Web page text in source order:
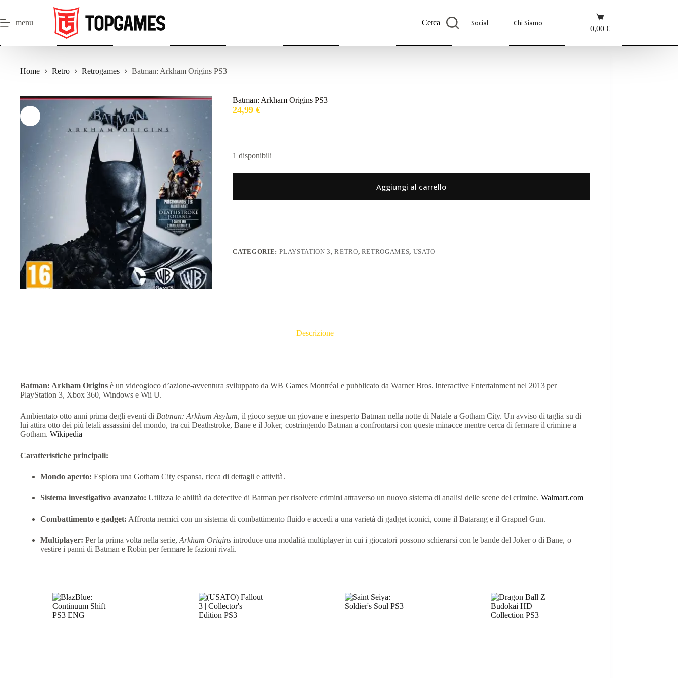
contenuto
menu Cerca Social Chi Siamo
Carrello
0,00 €
Home Retro Retrogames Batman: Arkham Origins PS3
Batman: Arkham Origins PS3
24,99€
1 disponibili
Aggiungi al carrello
CATEGORIE: PLAYSTATION 3,RETRO, RETROGAMES, USATO
Descrizione
Batman: Arkham Origins è un videogioco d’azione-avventura sviluppato da WB Games Montréal e pubblicato da Warner Bros. Interactive Entertainment nel 2013 per
PlayStation 3, Xbox 360, Windows e Wii U.
Ambientato otto anni prima degli eventi di Batman: Arkham Asylum, il gioco segue un giovane e inesperto Batman nella notte di Natale a Gotham City. Un avviso di taglia su di
lui attira otto dei più letali assassini del mondo, tra cui Deathstroke, Bane e il Joker, costringendo Batman a confrontarsi con queste minacce mentre cerca di fermare il crimine a
Gotham. Wikipedia
Caratteristiche principali:
Mondo aperto: Esplora una Gotham City espansa, ricca di dettagli e attività.
Sistema investigativo avanzato: Utilizza le abilità da detective di Batman per risolvere crimini attraverso un nuovo sistema di analisi delle scene del crimine. Walmart.com
Combattimento e gadget: Affronta nemici con un sistema di combattimento fluido e accedi a una varietà di gadget iconici, come il Batarang e il Grapnel Gun.
Multiplayer: Per la prima volta nella serie, Arkham Origins introduce una modalità multiplayer in cui i giocatori possono schierarsi con le bande del Joker o di Bane, o
vestire i panni di Batman e Robin per fermare le fazioni rivali.